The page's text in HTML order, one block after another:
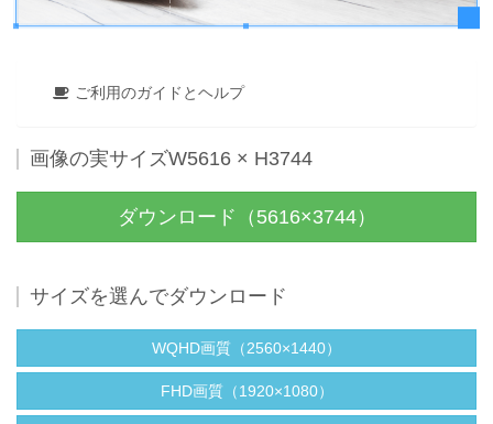
ご利用のガイドとヘルプ
画像の実サイズW5616 × H3744
ダウンロード（5616×3744）
サイズを選んでダウンロード
WQHD画質（2560×1440）
FHD画質（1920×1080）